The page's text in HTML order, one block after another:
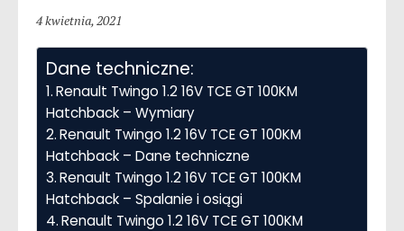
4 kwietnia, 2021
Dane techniczne:
Renault Twingo 1.2 16V TCE GT 100KM
Hatchback – Wymiary
Renault Twingo 1.2 16V TCE GT 100KM
Hatchback – Dane techniczne
Renault Twingo 1.2 16V TCE GT 100KM
Hatchback – Spalanie i osiągi
Renault Twingo 1.2 16V TCE GT 100KM